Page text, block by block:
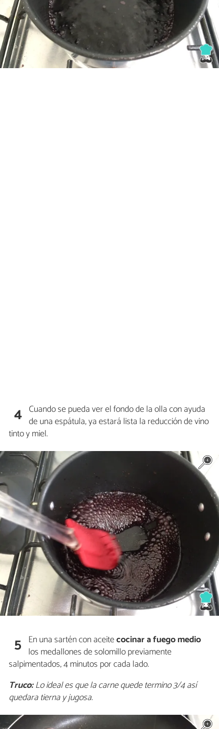
4 Cuando se pueda ver el fondo de la olla con ayuda
de una espátula, ya estará lista la reducción de vino
tinto y miel.
5 En una sartén con aceitecocinar a fuego medio
los medallones de solomillo previamente
salpimentados, 4 minutos por cada lado.
Truco:Lo ideal es que la carne quede termino 3/4 así
quedara tierna y jugosa.